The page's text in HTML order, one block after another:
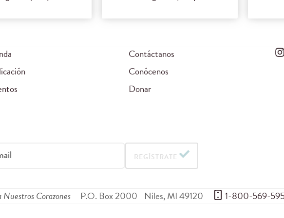
Contáctanos
Conócenos
Donar
REGÍSTRATE
Nuestros Corazones P.O. Box 2000 Niles,MI49120 1-800-569-